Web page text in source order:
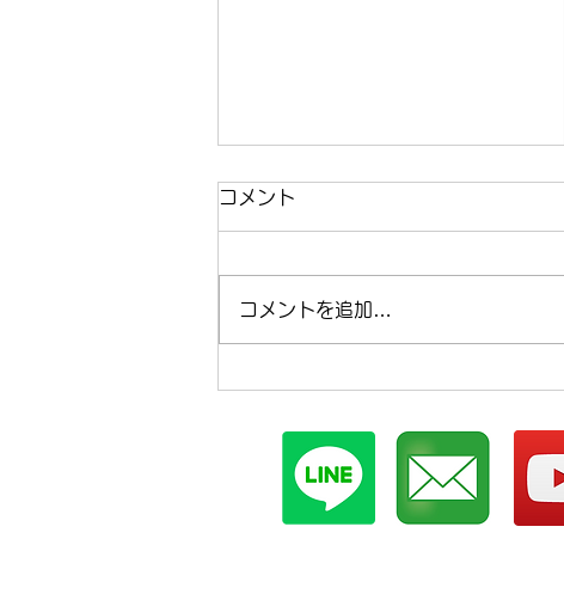
まほらboの2026年8月の予
定【まほらboの催し/行事】
コメント
コメントを追加…